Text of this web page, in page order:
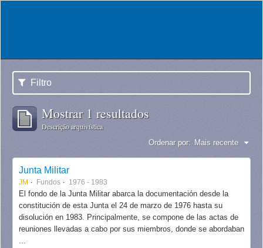
Filtro
Mostrar 1 resultados
Descrição arquivística
Ordenar por: Mais recente
Junta Militar
JM Fundos 1976 - 1983
El fondo de la Junta Militar abarca la documentación desde la
constitución de esta Junta el 24 de marzo de 1976 hasta su
disolución en 1983. Principalmente, se compone de las actas de
reuniones llevadas a cabo por sus miembros, donde se abordaban
...